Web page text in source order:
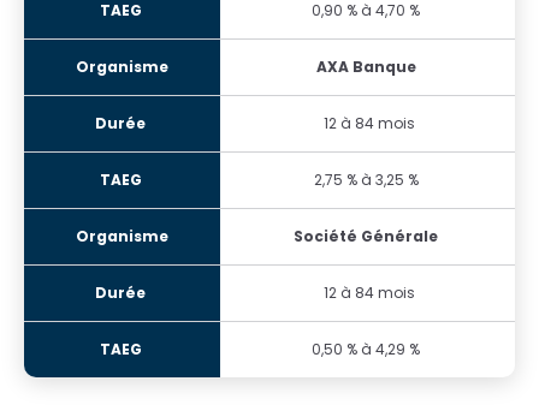
0,90 % à 4,70 %
AXA Banque
12 à 84 mois
2,75 % à 3,25 %
Société Générale
12 à 84 mois
0,50 % à 4,29 %